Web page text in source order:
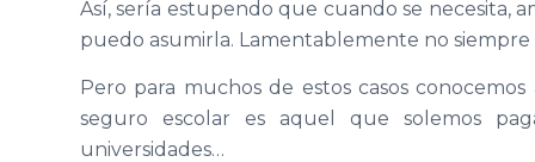
Así, sería estupendo que cuando se necesita,
puedo asumirla. Lamentablemente no siempre
Pero para muchos de estos casos
seguro escolar es aquel que solemos
universidades…